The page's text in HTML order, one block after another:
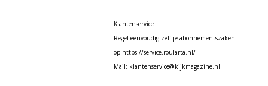
Klantenservice
Regel eenvoudig zelf je abonnementszaken
op https://service.roularta.nl/
Mail: klantenservice@kijkmagazine.nl